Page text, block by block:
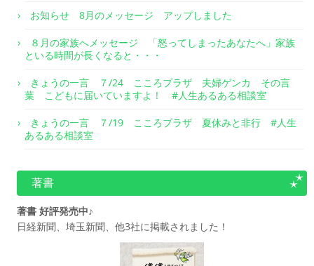
お知らせ 8月のメッセージ アップしました
８月の家族へメッセージ 「怒ってしまったあなたへ」家族
といる時間が長くなると・・・
きょうの一言 ７/24 こころプラザ 夫婦ゲンカ その言
葉 こどもに届いていますよ！ #人生あるある相談室
きょうの一言 ７/19 こころプラザ 夏休みと非行 #人生
あるある相談室
著書
著書 好評発売中♪
日経新聞、埼玉新聞、他3社に掲載されました！